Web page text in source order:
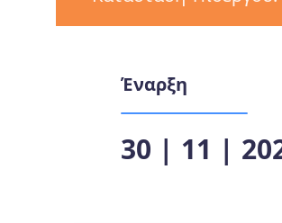
Έναρξη
30 | 11 |